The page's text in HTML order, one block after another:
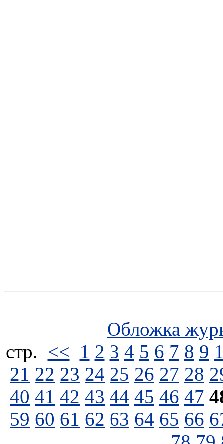
Обложка
стp. << 1 2 3 4 5 6 7 8 9
21 22 23 24 25 26 27 28
40 41 42 43 44 45 46 47
59 60 61 62 63 64 65 66